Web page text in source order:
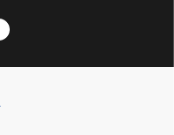
ScaleOut DSP
AI